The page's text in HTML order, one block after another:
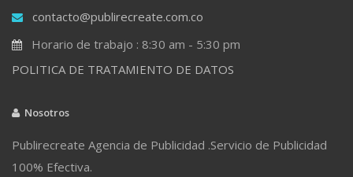
contacto@publirecreate.com.co
Horario de trabajo : 8:30 am - 5:30 pm
POLITICA DE TRATAMIENTO DE DATOS
Nosotros
Publirecreate Agencia de Publicidad .Servicio de Publicidad
100% Efectiva.